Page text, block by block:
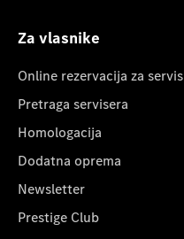
Za vlasnike
Online rezervacija za servis
Pretraga servisera
Homologacija
Dodatna oprema
Newsletter
Prestige Club